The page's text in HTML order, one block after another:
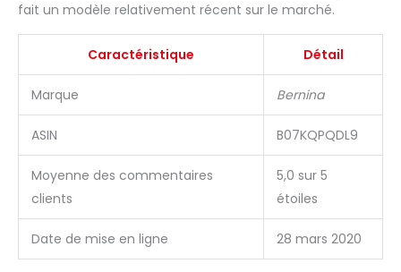
fait un modèle relativement récent sur le marché.
Caractéristique Détail
Marque Bernina
ASIN B07KQPQDL9
Moyenne des commentaires
clients
5,0 sur 5
étoiles
Date de mise en ligne 28 mars 2020